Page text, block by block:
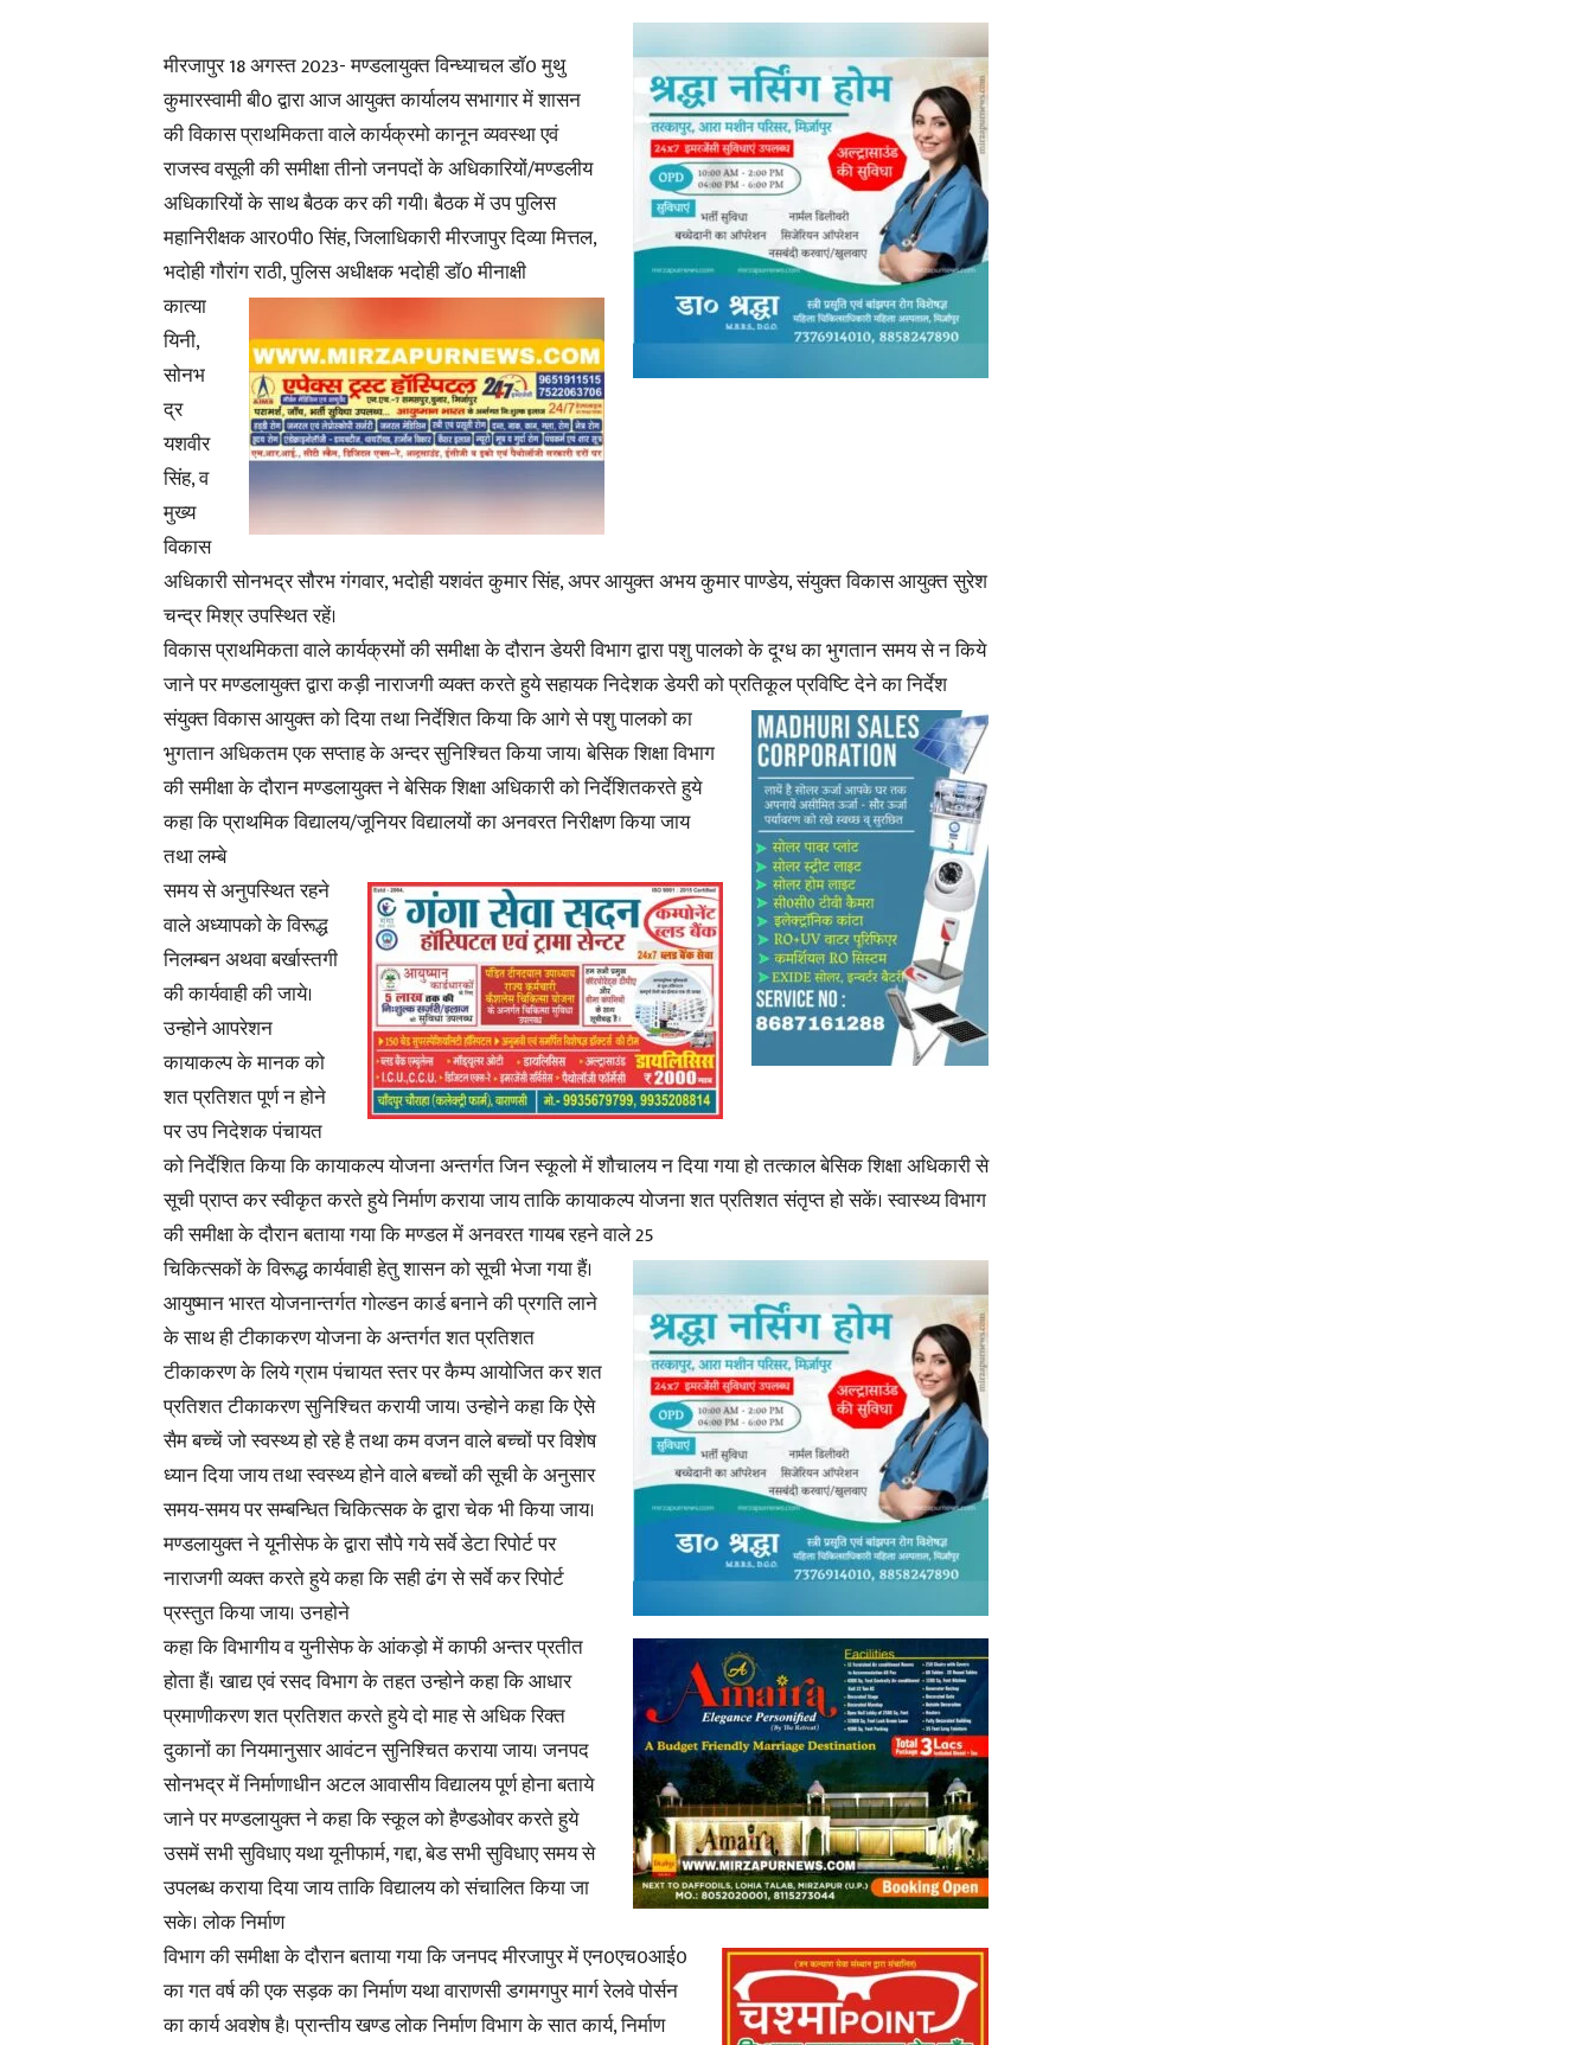
मीरजापुर 18 अगस्त 2023- मण्डलायुक्त विन्ध्याचल डाॅ0 मुथु
कुमारस्वामी बी0 द्वारा आज आयुक्त कार्यालय सभागार में शासन
की विकास प्राथमिकता वाले कार्यक्रमो कानून व्यवस्था एवं
राजस्व वसूली की समीक्षा तीनो जनपदों के अधिकारियों/मण्डलीय
अधिकारियों के साथ बैठक कर की गयी। बैठक में उप पुलिस
महानिरीक्षक आर0पी0 सिंह, जिलाधिकारी मीरजापुर दिव्या मित्तल,
भदोही गौरांग राठी, पुलिस अधीक्षक भदोही डाॅ0 मीनाक्षी
कात्या
यिनी,
सोनभ
द्र
यशवीर
सिंह, व
मुख्य
विकास
अधिकारी सोनभद्र सौरभ गंगवार, भदोही यशवंत कुमार सिंह, अपर आयुक्त अभय कुमार पाण्डेय, संयुक्त विकास आयुक्त सुरेश
चन्द्र मिश्र उपस्थित रहें।
विकास प्राथमिकता वाले कार्यक्रमों की समीक्षा के दौरान डेयरी विभाग द्वारा पशु पालको के दूग्ध का भुगतान समय से न किये
जाने पर मण्डलायुक्त द्वारा कड़ी नाराजगी व्यक्त करते हुये सहायक निदेशक डेयरी को प्रतिकूल प्रविष्टि देने का निर्देश
संयुक्त विकास आयुक्त को दिया तथा निर्देशित किया कि आगे से पशु पालको का
भुगतान अधिकतम एक सप्ताह के अन्दर सुनिश्चित किया जाय। बेसिक शिक्षा विभाग
की समीक्षा के दौरान मण्डलायुक्त ने बेसिक शिक्षा अधिकारी को निर्देशितकरते हुये
कहा कि प्राथमिक विद्यालय/जूनियर विद्यालयों का अनवरत निरीक्षण किया जाय
तथा लम्बे
समय से अनुपस्थित रहने
वाले अध्यापको के विरूद्ध
निलम्बन अथवा बर्खास्तगी
की कार्यवाही की जाये।
उन्होने आपरेशन
कायाकल्प के मानक को
शत प्रतिशत पूर्ण न होने
पर उप निदेशक पंचायत
को निर्देशित किया कि कायाकल्प योजना अन्तर्गत जिन स्कूलो में शौचालय न दिया गया हो तत्काल बेसिक शिक्षा अधिकारी से
सूची प्राप्त कर स्वीकृत करते हुये निर्माण कराया जाय ताकि कायाकल्प योजना शत प्रतिशत संतृप्त हो सकें। स्वास्थ्य विभाग
की समीक्षा के दौरान बताया गया कि मण्डल में अनवरत गायब रहने वाले 25
चिकित्सकों के विरूद्ध कार्यवाही हेतु शासन को सूची भेजा गया हैं।
आयुष्मान भारत योजनान्तर्गत गोल्डन कार्ड बनाने की प्रगति लाने
के साथ ही टीकाकरण योजना के अन्तर्गत शत प्रतिशत
टीकाकरण के लिये ग्राम पंचायत स्तर पर कैम्प आयोजित कर शत
प्रतिशत टीकाकरण सुनिश्चित करायी जाय। उन्होने कहा कि ऐसे
सैम बच्चें जो स्वस्थ्य हो रहे है तथा कम वजन वाले बच्चों पर विशेष
ध्यान दिया जाय तथा स्वस्थ्य होने वाले बच्चों की सूची के अनुसार
समय-समय पर सम्बन्धित चिकित्सक के द्वारा चेक भी किया जाय।
मण्डलायुक्त ने यूनीसेफ के द्वारा सौपे गये सर्वे डेटा रिपोर्ट पर
नाराजगी व्यक्त करते हुये कहा कि सही ढंग से सर्वे कर रिपोर्ट
प्रस्तुत किया जाय। उनहोने
कहा कि विभागीय व युनीसेफ के आंकड़ो में काफी अन्तर प्रतीत
होता हैं। खाद्य एवं रसद विभाग के तहत उन्होने कहा कि आधार
प्रमाणीकरण शत प्रतिशत करते हुये दो माह से अधिक रिक्त
दुकानों का नियमानुसार आवंटन सुनिश्चित कराया जाय। जनपद
सोनभद्र में निर्माणाधीन अटल आवासीय विद्यालय पूर्ण होना बताये
जाने पर मण्डलायुक्त ने कहा कि स्कूल को हैण्डओवर करते हुये
उसमें सभी सुविधाए यथा यूनीफार्म, गद्दा, बेड सभी सुविधाए समय से
उपलब्ध कराया दिया जाय ताकि विद्यालय को संचालित किया जा
सके। लोक निर्माण
विभाग की समीक्षा के दौरान बताया गया कि जनपद मीरजापुर में एन0एच0आई0
का गत वर्ष की एक सड़क का निर्माण यथा वाराणसी डगमगपुर मार्ग रेलवे पोर्सन
का कार्य अवशेष है। प्रान्तीय खण्ड लोक निर्माण विभाग के सात कार्य, निर्माण